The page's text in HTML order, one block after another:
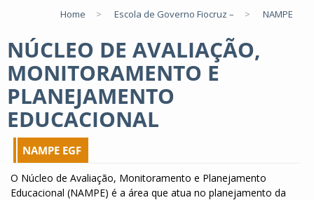
Home > Escola de Governo Fiocruz – > NAMPE
NÚCLEO DE AVALIAÇÃO,
MONITORAMENTO E
PLANEJAMENTO
EDUCACIONAL
NAMPE EGF
O Núcleo de Avaliação, Monitoramento e Planejamento
Educacional (NAMPE) é a área que atua no planejamento da